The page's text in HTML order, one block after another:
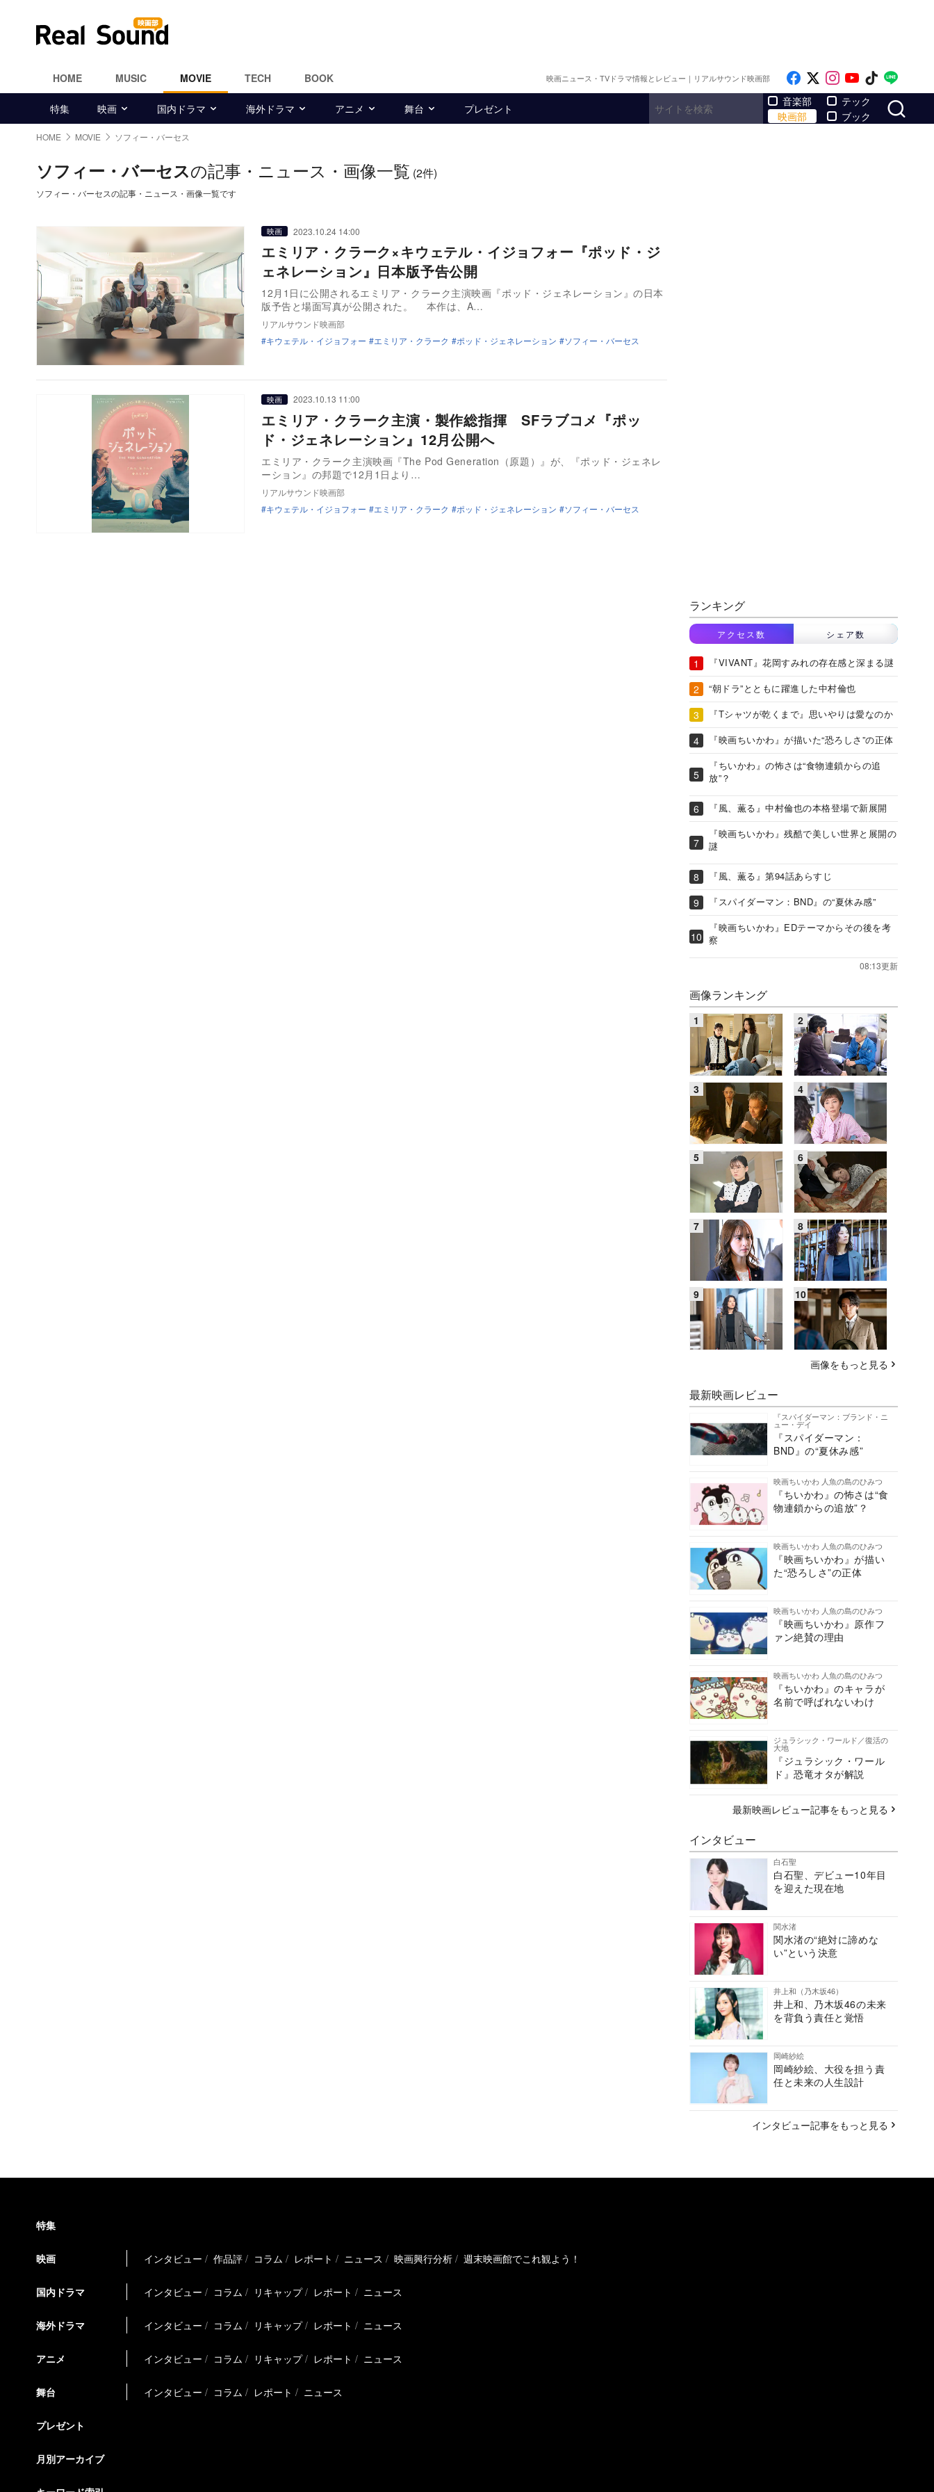
HOME MUSIC MOVIE TECH BOOK 映画ニュース・TVドラマ情報とレビュー｜リアルサウンド映画部 Like on Facebook
Follow on x
Follow on
Follow on
Follow
特集 映画 国内ドラマ 海外ドラマ アニメ 舞台 プレゼント
音楽部
映画部
テック
ブック
HOME MOVIE ソフィー・バーセス
ソフィー・バーセスの記事・ニュース・画像一覧 (2件)
ソフィー・バーセスの記事・ニュース・画像一覧です
映画 2023.10.24 14:00
エミリア・クラーク×キウェテル・イジョフォー『ポッド・ジ
ェネレーション』日本版予告公開
12月1日に公開されるエミリア・クラーク主演映画『ポッド・ジェネレーション』の日本
版予告と場面写真が公開された。 本作は、A…
リアルサウンド映画部
キウェテル・イジョフォー
エミリア・クラーク ポッド・ジェネレーション ソフィー・バーセス
映画 2023.10.13 11:00
エミリア・クラーク主演・製作総指揮 SFラブコメ『ポッ
ド・ジェネレーション』12月公開へ
エミリア・クラーク主演映画『The Pod Generation（原題）』が、『ポッド・ジェネレ
ーション』の邦題で12月1日より…
リアルサウンド映画部
キウェテル・イジョフォー
エミリア・クラーク ポッド・ジェネレーション ソフィー・バーセス
ランキング
アクセス数 シェア数
『VIVANT』花岡すみれの存在感と深まる謎
“朝ドラ”とともに躍進した中村倫也
『Tシャツが乾くまで』思いやりは愛なのか
『映画ちいかわ』が描いた“恐ろしさ”の正体
『ちいかわ』の怖さは“食物連鎖からの追
放”？
『風、薫る』中村倫也の本格登場で新展開
『映画ちいかわ』残酷で美しい世界と展開の
謎
『風、薫る』第94話あらすじ
『スパイダーマン：BND』の“夏休み感”
『映画ちいかわ』EDテーマからその後を考
察
08:13更新
画像ランキング
画像をもっと見る
最新映画レビュー
『スパイダーマン：ブランド・ニ
ュー・デイ
『スパイダーマン：
BND』の“夏休み感”
映画ちいかわ 人魚の島のひみつ
『ちいかわ』の怖さは“食
物連鎖からの追放”？
映画ちいかわ 人魚の島のひみつ
『映画ちいかわ』が描い
た“恐ろしさ”の正体
映画ちいかわ 人魚の島のひみつ
『映画ちいかわ』原作フ
ァン絶賛の理由
映画ちいかわ 人魚の島のひみつ
『ちいかわ』のキャラが
名前で呼ばれないわけ
ジュラシック・ワールド／復活の
大地
『ジュラシック・ワール
ド』恐竜オタが解説
最新映画レビュー記事をもっと見る
インタビュー
白石聖
白石聖、デビュー10年目
を迎えた現在地
関水渚
関水渚の“絶対に諦めな
い”という決意
井上和（乃木坂46）
井上和、乃木坂46の未来
を背負う責任と覚悟
岡崎紗絵
岡崎紗絵、大役を担う責
任と未来の人生設計
インタビュー記事をもっと見る
特集
映画 インタビュー 作品評 コラム レポート ニュース 映画興行分析 週末映画館でこれ観よう！
国内ドラマ インタビュー コラム リキャップ レポート ニュース
海外ドラマ インタビュー コラム リキャップ レポート ニュース
アニメ インタビュー コラム リキャップ レポート ニュース
舞台 インタビュー コラム レポート ニュース
プレゼント
月別アーカイブ